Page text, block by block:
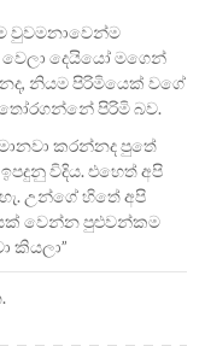
වුවමනාවෙන්ම
දෙයියෝ මගෙන්
නියම පිරිමියෙක් වගේ
පිරිමි බව.
කරන්නද පුතේ
විදිය. එහෙත් අපි
උන්ගේ හිතේ අපි
වෙන්න පුළු‍‍වන්කම
කියලා”‍